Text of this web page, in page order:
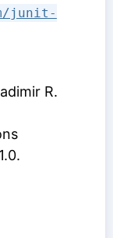
junit-
R.
.